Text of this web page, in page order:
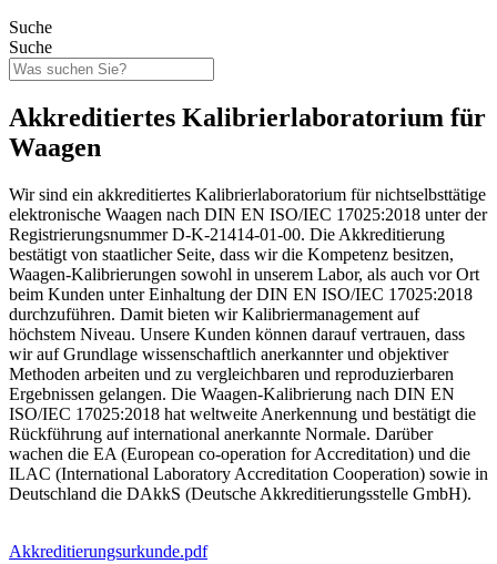
Suche
Suche
Akkreditiertes Kalibrierlaboratorium für
Waagen
Wir sind ein akkreditiertes Kalibrierlaboratorium für nichtselbsttätige
elektronische Waagen nach DIN EN ISO/IEC 17025:2018 unter der
Registrierungsnummer D-K-21414-01-00. Die Akkreditierung
bestätigt von staatlicher Seite, dass wir die Kompetenz besitzen,
Waagen-Kalibrierungen sowohl in unserem Labor, als auch vor Ort
beim Kunden unter Einhaltung der DIN EN ISO/IEC 17025:2018
durchzuführen. Damit bieten wir Kalibriermanagement auf
höchstem Niveau. Unsere Kunden können darauf vertrauen, dass
wir auf Grundlage wissenschaftlich anerkannter und objektiver
Methoden arbeiten und zu vergleichbaren und reproduzierbaren
Ergebnissen gelangen. Die Waagen-Kalibrierung nach DIN EN
ISO/IEC 17025:2018 hat weltweite Anerkennung und bestätigt die
Rückführung auf international anerkannte Normale. Darüber
wachen die EA (European co-operation for Accreditation) und die
ILAC (International Laboratory Accreditation Cooperation) sowie in
Deutschland die DAkkS (Deutsche Akkreditierungsstelle GmbH).
Akkreditierungsurkunde.pdf